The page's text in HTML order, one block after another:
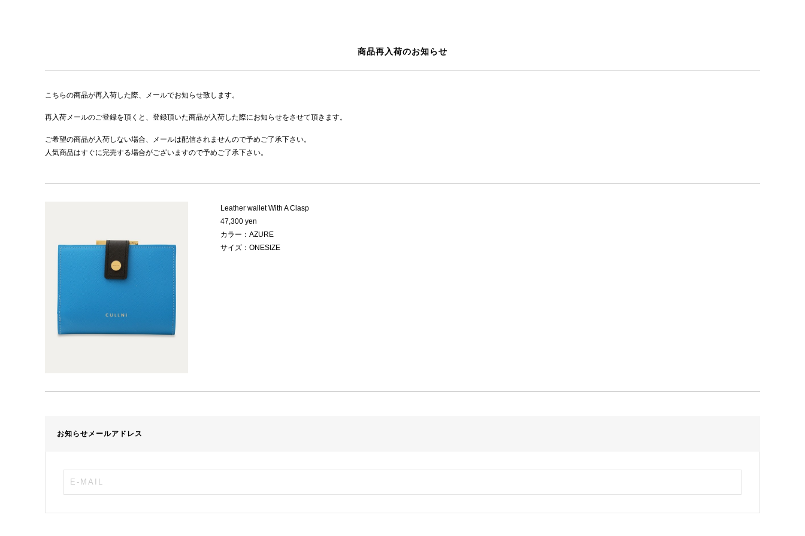
商品再入荷のお知らせ
こちらの商品が再入荷した際、メールでお知らせ致します。
再入荷メールのご登録を頂くと、登録頂いた商品が入荷した際にお知らせをさせて頂きます。
ご希望の商品が入荷しない場合、メールは配信されませんので予めご了承下さい。
人気商品はすぐに完売する場合がございますので予めご了承下さい。
Leather wallet With A Clasp
47,300 yen
カラー：AZURE
サイズ：ONESIZE
お知らせメールアドレス